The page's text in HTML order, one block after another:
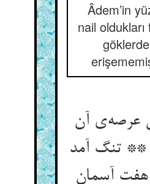
Âdem’in
nail
عرصه‌‌ی آن
** تنگ آمد